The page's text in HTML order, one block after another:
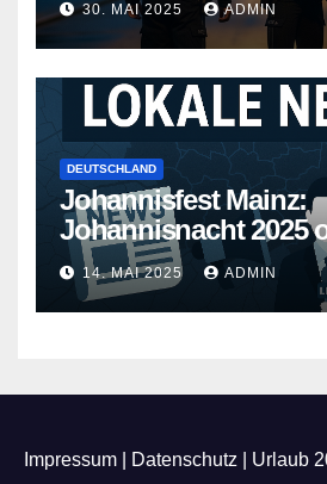
30. MAI 2025 ADMIN
DEUTSCHLAND
Johannisfest Mainz:
Johannisnacht 2025
Feuerwerk
14. MAI 2025 ADMIN
Impressum Datenschutz Urlaub